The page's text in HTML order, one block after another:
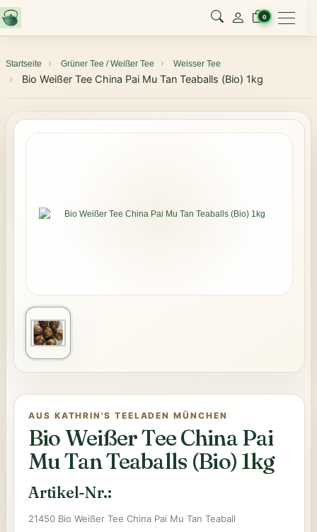
0 Menu
Startseite Grüner Tee / Weißer Tee Weisser Tee
Bio Weißer Tee China Pai Mu Tan Teaballs (Bio) 1kg
AUS KATHRIN'S TEELADEN MÜNCHEN
Bio Weißer Tee China Pai
Mu Tan Teaballs (Bio) 1kg
Artikel-Nr.:
21450 Bio Weißer Tee China Pai Mu Tan Teaball